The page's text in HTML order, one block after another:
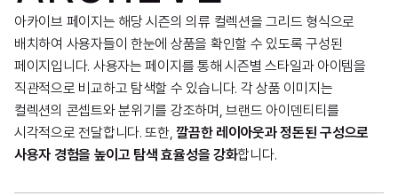
아카이브 페이지는 해당 시즌의 의류 컬렉션을 그리드 형식으로
배치하여 사용자들이 한눈에 상품을 확인할 수 있도록 구성된
페이지입니다. 사용자는 페이지를 통해 시즌별 스타일과 아이템을
직관적으로 비교하고 탐색할 수 있습니다. 각 상품 이미지는
컬렉션의 콘셉트와 분위기를 강조하며, 브랜드 아이덴티티를
시각적으로 전달합니다. 또한, 깔끔한 레이아웃과 정돈된 구성으로
사용자 경험을 높이고 탐색 효율성을 강화합니다.